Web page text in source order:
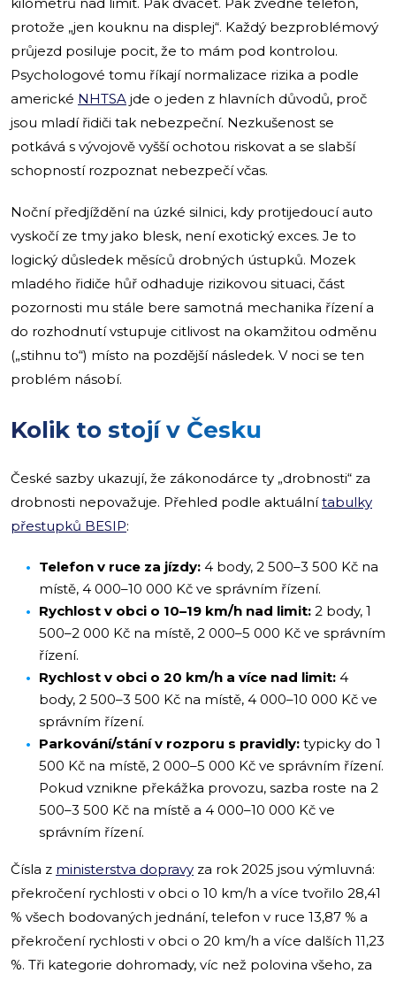
protože „jen kouknu na displej“. Každý bezproblémový
průjezd posiluje pocit, že to mám pod kontrolou.
Psychologové tomu říkají normalizace rizika a podle
americké NHTSA jde o jeden z hlavních důvodů, proč
jsou mladí řidiči tak nebezpeční. Nezkušenost se
potkává s vývojově vyšší ochotou riskovat a se slabší
schopností rozpoznat nebezpečí včas.
Noční předjíždění na úzké silnici, kdy protijedoucí auto
vyskočí ze tmy jako blesk, není exotický exces. Je to
logický důsledek měsíců drobných ústupků. Mozek
mladého řidiče hůř odhaduje rizikovou situaci, část
pozornosti mu stále bere samotná mechanika řízení a
do rozhodnutí vstupuje citlivost na okamžitou odměnu
(„stihnu to“) místo na pozdější následek. V noci se ten
problém násobí.
Kolik to stojí v Česku
České sazby ukazují, že zákonodárce ty „drobnosti“ za
drobnosti nepovažuje. Přehled podle aktuálnítabulky
přestupků BESIP:
Telefon v ruce za jízdy: 4 body, 2 500–3 500 Kč na
místě, 4 000–10 000 Kč ve správním řízení.
Rychlost v obci o 10–19 km/h nad limit: 2 body, 1
500–2 000 Kč na místě, 2 000–5 000 Kč ve správním
řízení.
Rychlost v obci o 20 km/h a více nad limit: 4
body, 2 500–3 500 Kč na místě, 4 000–10 000 Kč ve
správním řízení.
Parkování/stání v rozporu s pravidly: typicky do 1
500 Kč na místě, 2 000–5 000 Kč ve správním řízení.
Pokud vznikne překážka provozu, sazba roste na 2
500–3 500 Kč na místě a 4 000–10 000 Kč ve
správním řízení.
Čísla z ministerstva dopravy za rok 2025 jsou výmluvná:
překročení rychlosti v obci o 10 km/h a více tvořilo 28,41
% všech bodovaných jednání, telefon v ruce 13,87 % a
překročení rychlosti v obci o 20 km/h a více dalších 11,23
%. Tři kategorie dohromady, víc než polovina všeho, za